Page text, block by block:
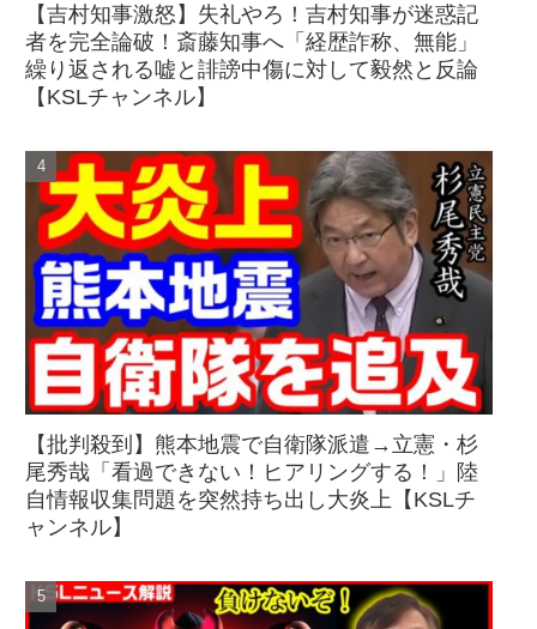
【吉村知事激怒】失礼やろ！吉村知事が迷惑記
者を完全論破！斎藤知事へ「経歴詐称、無能」
繰り返される嘘と誹謗中傷に対して毅然と反論
【KSLチャンネル】
【批判殺到】熊本地震で自衛隊派遣→立憲・杉
尾秀哉「看過できない！ヒアリングする！」陸
自情報収集問題を突然持ち出し大炎上【KSLチ
ャンネル】